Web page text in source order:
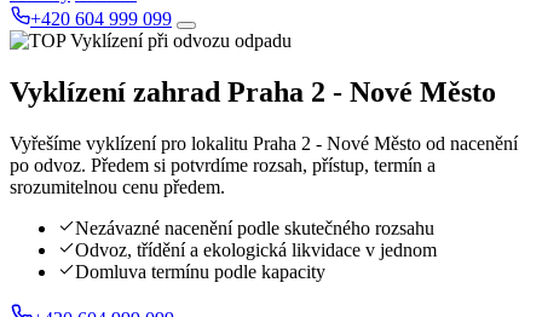
+420 604 999 099
Vyklízení zahrad Praha 2 - Nové Město
Vyřešíme vyklízení pro lokalitu Praha 2 - Nové Město od nacenění
po odvoz. Předem si potvrdíme rozsah, přístup, termín a
srozumitelnou cenu předem.
Nezávazné nacenění podle skutečného rozsahu
Odvoz, třídění a ekologická likvidace v jednom
Domluva termínu podle kapacity